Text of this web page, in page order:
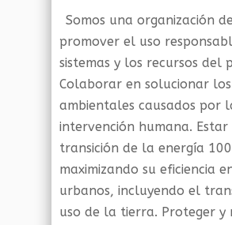
Somos una organización
promover el uso
sistemas y los recursos del
Colaborar en solucionar
ambientales causados por
intervención humana.
transición de la energía
maximizando su eficiencia
urbanos, incluyendo el
uso de la tierra. Proteger y